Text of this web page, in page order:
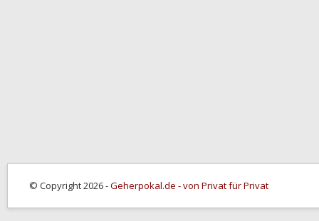
© Copyright 2026 -Geherpokal.de - von Privat für Privat